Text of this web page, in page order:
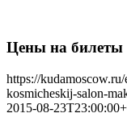
Цены на билеты
https://
kosmicheskij-salon-
2015-08-